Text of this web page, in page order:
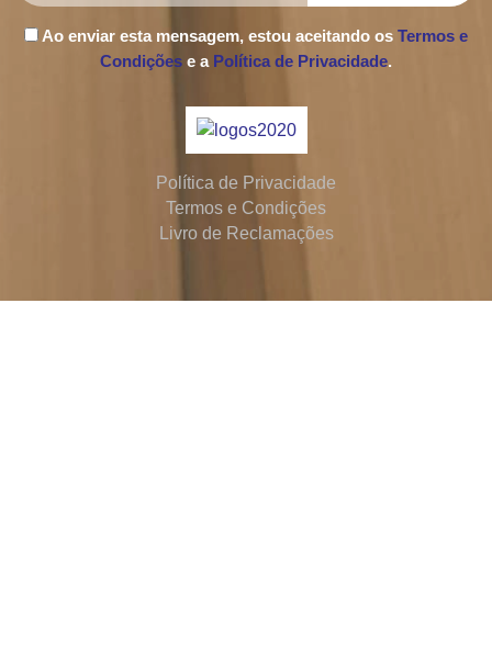
Ao enviar esta mensagem, estou aceitando os Termos e
Condições e a Política de Privacidade.
Política de Privacidade
Termos e Condições
Livro de Reclamações